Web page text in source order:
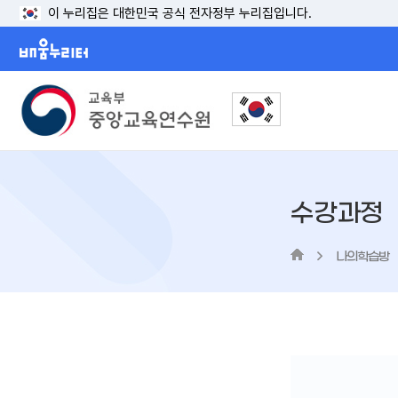
이 누리집은 대한민국 공식 전자정부 누리집입니다.
수강과정
나의학습방